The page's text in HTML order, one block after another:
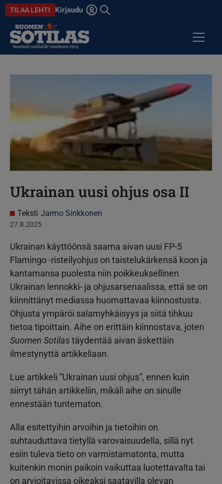
Hyppää pääsisältöön
TILAA LEHTI Kirjaudu Avaa haku
ANSIOMITALI
DIGILEHDET
Ukrainan uusi ohjus osa II
Teksti Jarmo Sinkkonen
27.8.2025
Ukrainan käyttöönsä saama aivan uusi FP-5
Flamingo -risteilyohjus on taistelukärkensä koon ja
kantamansa puolesta niin poikkeuksellinen
Ukrainan lennokki- ja ohjusarsenaalissa, että se on
kiinnittänyt mediassa huomattavaa kiinnostusta.
Ohjusta ympäröi salamyhkäisyys ja siitä tihkuu
tietoa tipoittain. Aihe on erittäin kiinnostava, joten
Suomen Sotilastäydentää aivan äskettäin
ilmestynyttä artikkeliaan.
Lue artikkeli ”Ukrainan uusi ohjus”, ennen kuin
siirryt tähän artikkeliin, mikäli aihe on sinulle
ennestään tuntematon.
Alla esitettyihin arvoihin ja tietoihin on
suhtauduttava tietyllä varovaisuudella, sillä nyt
esiin tuleva tieto on varmistamatonta, mutta
kuitenkin monin paikoin vaikuttaa luotettavalta tai
on arvioitavissa oikeaksi saatavilla olevan